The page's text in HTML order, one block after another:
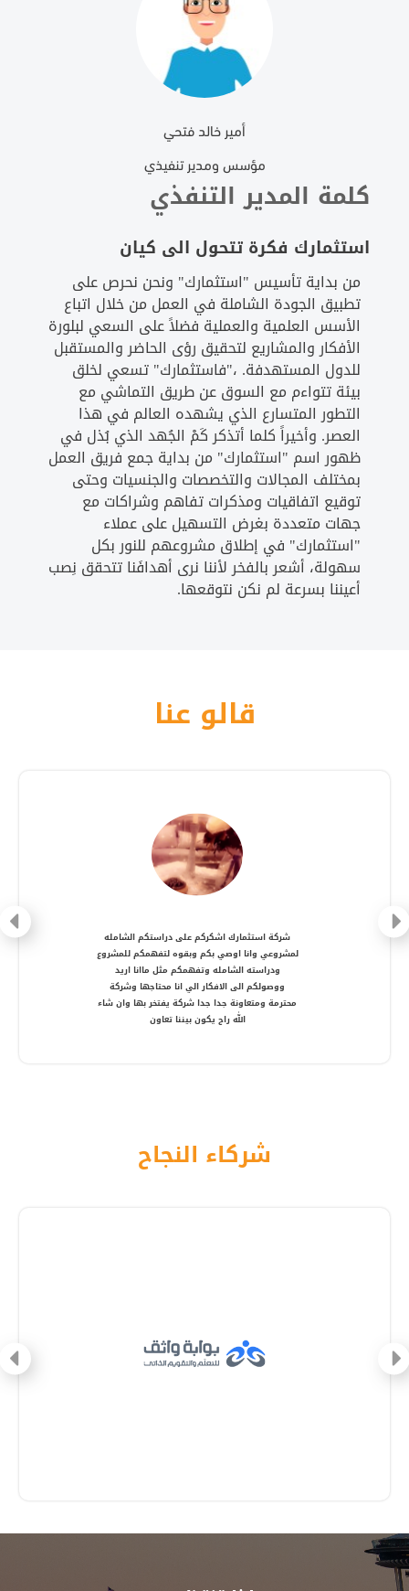
أمير خالد فتحي
مؤسس ومدير تنفيذي
كلمة المدير التنفذي
استثمارك فكرة تتحول الى كيان
من بداية تأسيس "استثمارك" ونحن نحرص على
تطبيق الجودة الشاملة في العمل من خلال اتباع
الأسس العلمية والعملية فضلاً على السعي لبلورة
الأفكار والمشاريع لتحقيق رؤى الحاضر والمستقبل
للدول المستهدفة. ،"فاستثمارك" تسعي لخلق
بيئة تتواءم مع السوق عن طريق التماشي مع
التطور المتسارع الذي يشهده العالم في هذا
العصر. وأخيراً كلما أتذكر كَمْ الجُهد الذي بُذل في
ظهور اسم "استثمارك" من بداية جمع فريق العمل
بمختلف المجالات والتخصصات والجنسيات وحتى
توقيع اتفاقيات ومذكرات تفاهم وشراكات مع
جهات متعددة بغرض التسهيل على عملاء
"استثمارك" في إطلاق مشروعهم للنور بكل
سهولة، أشعر بالفخر لأننا نرى أهدافَنا تتحقق نِصب
أعيننا بسرعة لم نكن نتوقعها.
قالو عنا
شركة متعاونة، انصح بالتعامل معها ، شكرا أستاذ
أمير
شركاء النجاح